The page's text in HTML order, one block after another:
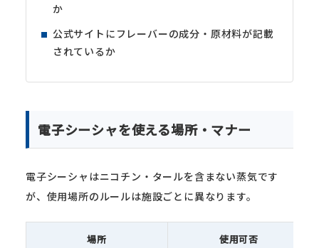
か
公式サイトにフレーバーの成分・原材料が記載
されているか
電子シーシャを使える場所・マナー
電子シーシャはニコチン・タールを含まない蒸気です
が、使用場所のルールは施設ごとに異なります。
場所 使用可否